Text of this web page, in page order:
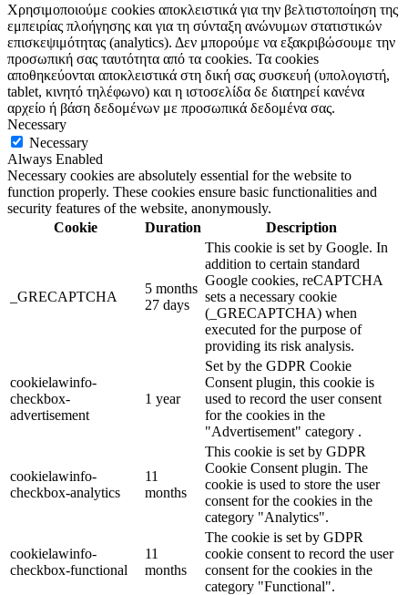
Χρησιμοποιούμε cookies αποκλειστικά για την βελτιστοποίηση της
εμπειρίας πλοήγησης και για τη σύνταξη ανώνυμων στατιστικών
επισκεψιμότητας (analytics). Δεν μπορούμε να εξακριβώσουμε την
προσωπική σας ταυτότητα από τα cookies. Τα cookies
αποθηκεύονται αποκλειστικά στη δική σας συσκευή (υπολογιστή,
tablet, κινητό τηλέφωνο) και η ιστοσελίδα δε διατηρεί κανένα
αρχείο ή βάση δεδομένων με προσωπικά δεδομένα σας.
Necessary
Necessary
Always Enabled
Necessary cookies are absolutely essential for the website to
function properly. These cookies ensure basic functionalities and
security features of the website, anonymously.
Cookie
Duration Description
_GRECAPTCHA
5 months
27 days
This cookie is set by Google. In
addition to certain standard
Google cookies, reCAPTCHA
sets a necessary cookie
(_GRECAPTCHA) when
executed for the purpose of
providing its risk analysis.
cookielawinfo-
checkbox-
advertisement
1 year
Set by the GDPR Cookie
Consent plugin, this cookie is
used to record the user consent
for the cookies in the
"Advertisement" category .
cookielawinfo-
checkbox-analytics
11
months
This cookie is set by GDPR
Cookie Consent plugin. The
cookie is used to store the user
consent for the cookies in the
category "Analytics".
cookielawinfo-
checkbox-functional
11
months
The cookie is set by GDPR
cookie consent to record the user
consent for the cookies in the
category "Functional".